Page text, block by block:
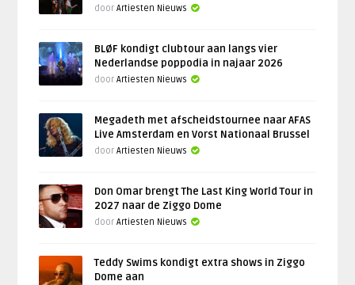
doorArtiesten Nieuws
BLØF kondigt clubtour aan langs vier
Nederlandse poppodia in najaar 2026
doorArtiesten Nieuws
Megadeth met afscheidstournee naar AFAS
Live Amsterdam en Vorst Nationaal Brussel
doorArtiesten Nieuws
Don Omar brengt The Last King World Tour in
2027 naar de Ziggo Dome
doorArtiesten Nieuws
Teddy Swims kondigt extra shows in Ziggo
Dome aan